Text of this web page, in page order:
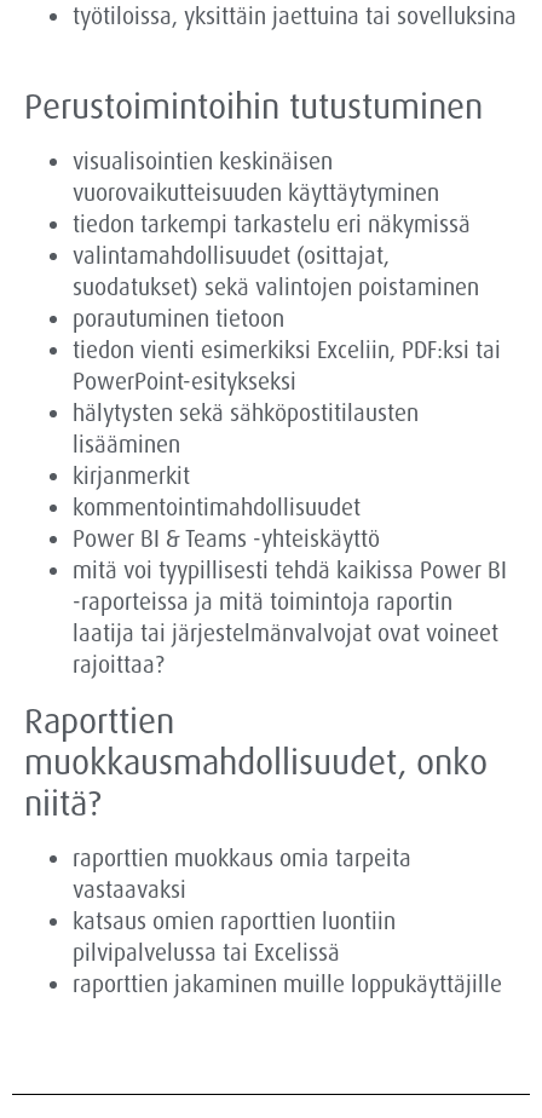
työtiloissa, yksittäin jaettuina tai sovelluksina
Perustoimintoihin tutustuminen
visualisointien keskinäisen
vuorovaikutteisuuden käyttäytyminen
tiedon tarkempi tarkastelu eri näkymissä
valintamahdollisuudet (osittajat,
suodatukset) sekä valintojen poistaminen
porautuminen tietoon
tiedon vienti esimerkiksi Exceliin, PDF:ksi tai
PowerPoint-esitykseksi
hälytysten sekä sähköpostitilausten
lisääminen
kirjanmerkit
kommentointimahdollisuudet
Power BI & Teams -yhteiskäyttö
mitä voi tyypillisesti tehdä kaikissa Power BI
-raporteissa ja mitä toimintoja raportin
laatija tai järjestelmänvalvojat ovat voineet
rajoittaa?
Raporttien
muokkausmahdollisuudet, onko
niitä?
raporttien muokkaus omia tarpeita
vastaavaksi
katsaus omien raporttien luontiin
pilvipalvelussa tai Excelissä
raporttien jakaminen muille loppukäyttäjille